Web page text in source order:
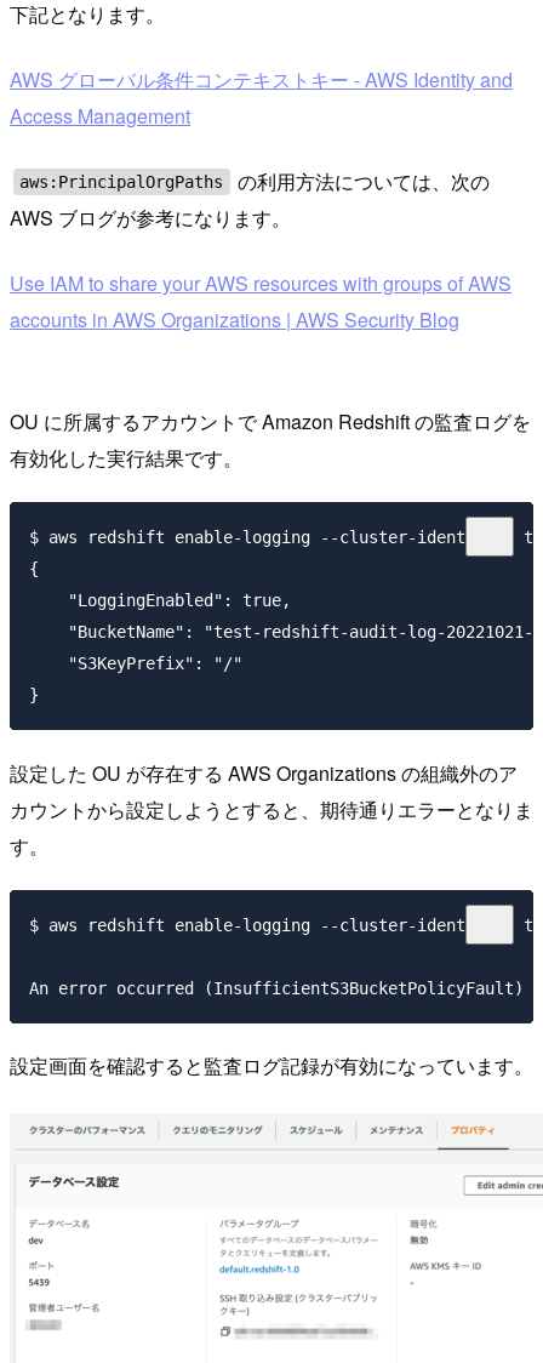
下記となります。
AWS グローバル条件コンテキストキー - AWS Identity and
Access Management
aws:PrincipalOrgPaths
の利用方法については、次の
AWS ブログが参考になります。
Use IAM to share your AWS resources with groups of AWS
accounts in AWS Organizations | AWS Security Blog
OU に所属するアカウントで Amazon Redshift の監査ログを
有効化した実行結果です。
$ aws redshift enable-logging --cluster-identifier
{
    "LoggingEnabled": true,
"BucketName": "test-redshift-audit-log-20221021-
    "S3KeyPrefix": "/"
設定した OU が存在する AWS Organizations の組織外のア
カウントから設定しようとすると、期待通りエラーとなりま
す。
$ aws redshift enable-logging --cluster-identifier
設定画面を確認すると監査ログ記録が有効になっています。